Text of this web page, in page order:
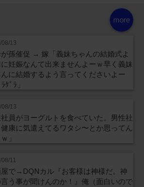
more
08/13
孫催促 → 嫁「義妹ちゃんの結婚式よ
に妊娠なんて出来ませんよーｗ早く義妹
に結婚するよう言ってくださいよー
ﾗｹﾞﾗ」
08/13
員がヨーグルトを食べていた。男性社
健康に気遣えてるワタシ〜とか思ってん
」
11
屋で→DQNカル『お客様は神様だ。神
う事が聞けんのか！』俺（面白いので